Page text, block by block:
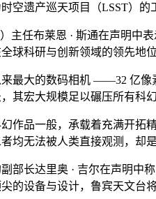
空遗产巡天项目（LSST）的
主任布莱恩 · 斯通在声明中
球科研与创新领域的领先地
最大的数码相机 ——32 亿像
其宏大规模足以碾压所有科幻
作品一般，承载着充满开拓
均无法被人类直接观测，却
部长达里奥 · 吉尔在声明中
的设备与设计，鲁宾天文台